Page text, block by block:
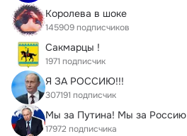
Королева в шоке
145909 подписчиков
Сакмарцы !
1971 подписчик
Я ЗА РОССИЮ!!!
307191 подписчик
Мы за Путина! Мы за Россию
17972 подписчика